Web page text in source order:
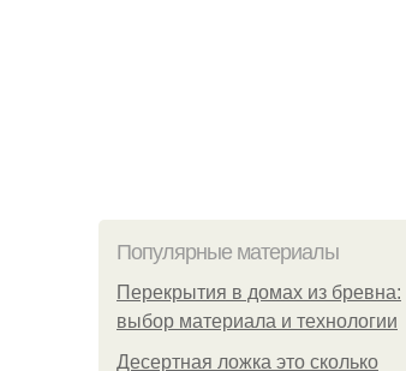
Популярные материалы
Перекрытия в домах из бревна:
выбор материала и технологии
Десертная ложка это сколько